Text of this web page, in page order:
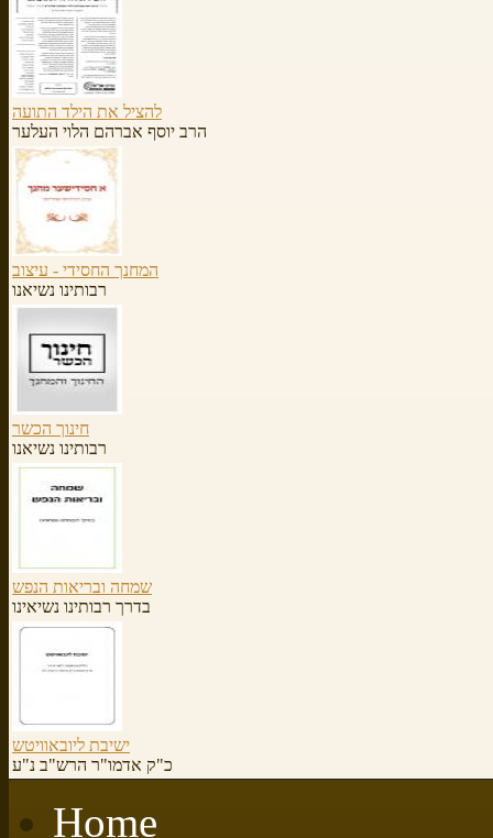
להציל את הילד התועה
הרב יוסף אברהם הלוי העלער
המחנך החסידי - עיצוב
רבותינו נשיאנו
חינוך הכשר
רבותינו נשיאנו
שמחה ובריאות הנפש
בדרך רבותינו נשיאינו
ישיבת ליובאוויטש
כ"ק אדמו"ר הרש"ב נ"ע
Home